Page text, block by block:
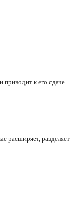
к его сдаче.
расширяет, разделяет